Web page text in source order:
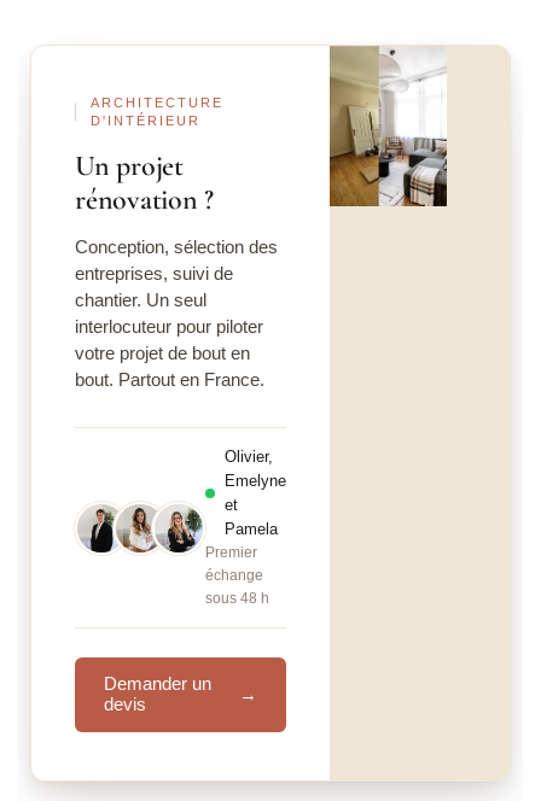
ARCHITECTURE
D'INTÉRIEUR
Un projet
rénovation ?
Conception, sélection des
entreprises, suivi de
chantier. Un seul
interlocuteur pour piloter
votre projet de bout en
bout. Partout en France.
Olivier,
Emelyne
et
Pamela
Premier
échange
sous 48 h
Demander un
devis
→
Après